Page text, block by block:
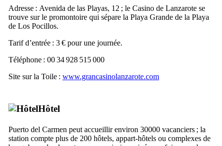
Adresse : Avenida de las Playas, 12 ; le Casino de Lanzarote se
trouve sur le promontoire qui sépare la Playa Grande de la Playa
de Los Pocillos.
Tarif d’entrée : 3 € pour une journée.
Téléphone : 00 34 928 515 000
Site sur la Toile : www.grancasinolanzarote.com
Hôtel
Puerto del Carmen peut accueillir environ 30000 vacanciers ; la
station compte plus de 200 hôtels, appart-hôtels ou complexes de